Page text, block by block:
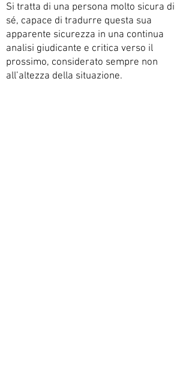
Si tratta di una persona molto sicura di
sé, capace di tradurre questa sua
apparente sicurezza in una continua
analisi giudicante e critica verso il
prossimo, considerato sempre non
all’altezza della situazione.